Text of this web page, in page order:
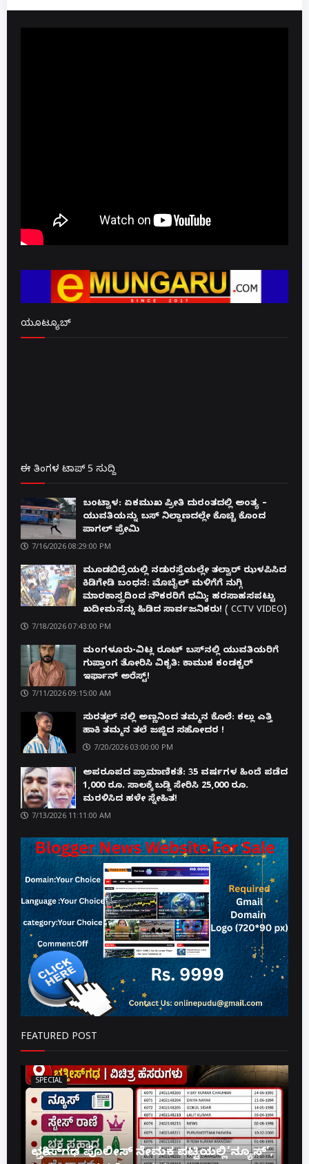
ಯೂಟ್ಯೂಬ್
ಈ ತಿಂಗಳ ಟಾಪ್ 5 ಸುದ್ದಿ
ಬಂಟ್ವಾಳ: ಏಕಮುಖ ಪ್ರೀತಿ ದುರಂತದಲ್ಲಿ ಅಂತ್ಯ –
ಯುವತಿಯನ್ನು ಬಸ್ ನಿಲ್ದಾಣದಲ್ಲೇ ಕೊಚ್ಚಿ ಕೊಂದ
ಪಾಗಲ್ ಪ್ರೇಮಿ
7/16/2026 08:29:00 PM
ಮೂಡಬಿದ್ರೆಯಲ್ಲಿ ನಡುರಸ್ತೆಯಲ್ಲೇ ತಲ್ವಾರ್ ಝಳಪಿಸಿದ
ಕಿಡಿಗೇಡಿ ಬಂಧನ: ಮೊಬೈಲ್ ಮಳಿಗೆಗೆ ನುಗ್ಗಿ
ಮಾರಕಾಸ್ತ್ರದಿಂದ ನೌಕರರಿಗೆ ಧಮ್ಕಿ; ಹರಸಾಹಸಪಟ್ಟು
ಖದೀಮನನ್ನು ಹಿಡಿದ ಸಾರ್ವಜನಿಕರು! ( CCTV VIDEO)
7/18/2026 07:43:00 PM
ಮಂಗಳೂರು-ವಿಟ್ಲ ರೂಟ್ ಬಸ್‌ನಲ್ಲಿ ಯುವತಿಯರಿಗೆ
ಗುಪ್ತಾಂಗ ತೋರಿಸಿ ವಿಕೃತಿ: ಕಾಮುಕ ಕಂಡಕ್ಟರ್
ಇರ್ಫಾನ್ ಅರೆಸ್ಟ್!
7/11/2026 09:15:00 AM
ಸುರತ್ಕಲ್ ನಲ್ಲಿ ಅಣ್ಣನಿಂದ ತಮ್ಮನ ಕೊಲೆ: ಕಲ್ಲು ಎತ್ತಿ
ಹಾಕಿ ತಮ್ಮನ ತಲೆ ಜಜ್ಜಿದ ಸಹೋದರ !
7/20/2026 03:00:00 PM
ಅಪರೂಪದ ಪ್ರಾಮಾಣಿಕತೆ: 35 ವರ್ಷಗಳ ಹಿಂದೆ ಪಡೆದ
1,000 ರೂ. ಸಾಲಕ್ಕೆ ಬಡ್ಡಿ ಸೇರಿಸಿ 25,000 ರೂ.
ಮರಳಿಸಿದ ಹಳೇ ಸ್ನೇಹಿತ!
7/13/2026 11:11:00 AM
FEATURED POST
SPECIAL
ಛತ್ತೀಸ್‌ಗಢ ಪೊಲೀಸ್ ನೇಮಕ ಪಟ್ಟಿಯಲ್ಲಿ‘ನ್ಯೂಸ್’,